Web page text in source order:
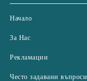
Начало
За Нас
Рекламации
Често задавани въпроси